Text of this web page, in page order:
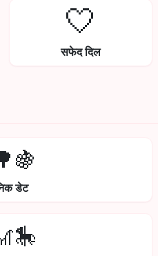
🤍
सफेद दिल
डेट